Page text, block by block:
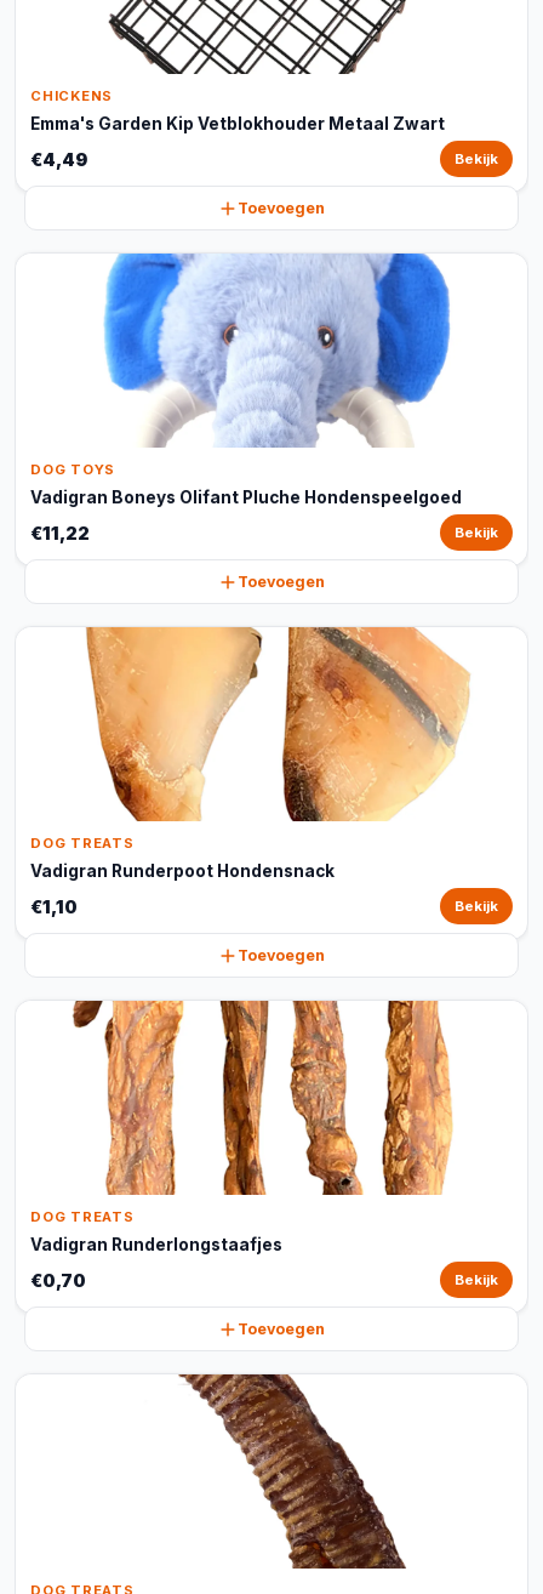
CHICKENS
Emma's Garden Kip Vetblokhouder Metaal Zwart
€4,49 Bekijk
Toevoegen
DOG TOYS
Vadigran Boneys Olifant Pluche Hondenspeelgoed
€11,22 Bekijk
Toevoegen
DOG TREATS
Vadigran Runderpoot Hondensnack
€1,10 Bekijk
Toevoegen
DOG TREATS
Vadigran Runderlongstaafjes
€0,70 Bekijk
Toevoegen
DOG TREATS